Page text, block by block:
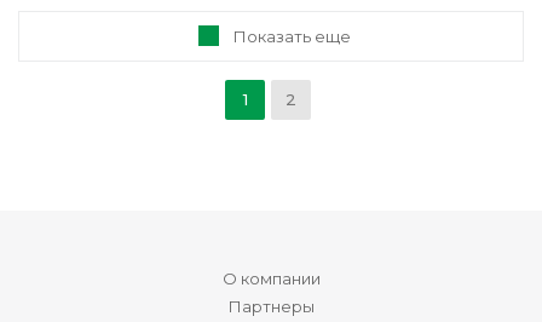
Показать еще
1 2
О компании
Партнеры